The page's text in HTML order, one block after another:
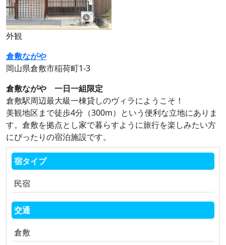
外観
倉敷ながや
岡山県倉敷市稲荷町1‐3
倉敷ながや 一日一組限定
倉敷駅周辺最大級一棟貸しのヴィラにようこそ！
美観地区まで徒歩4分（300m）という便利な立地にありま
す。倉敷を拠点とし家で暮らすように旅行を楽しみたい方
にぴったりの宿泊施設です。
宿タイプ
民宿
交通
倉敷